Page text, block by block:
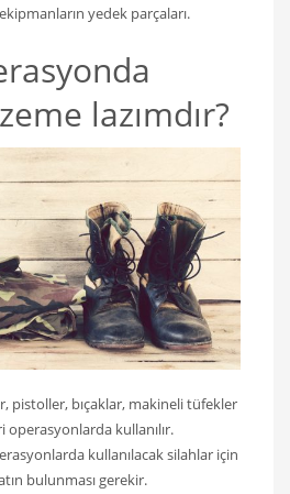
yedek parçaları.
lazımdır?
pistoller, bıçaklar, makineli tüfekler
operasyonlarda kullanılır.
kullanılacak silahlar için
bulunması gerekir.